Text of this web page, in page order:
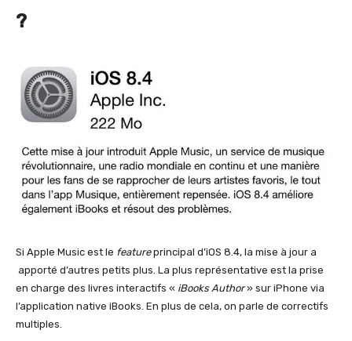
?
Si Apple Music est le featureprincipal d’iOS 8.4, la mise à jour a
apporté d’autres petits plus. La plus représentative est la prise
en charge des livres interactifs « iBooks Author» sur iPhone via
l’application native iBooks. En plus de cela, on parle de correctifs
multiples.